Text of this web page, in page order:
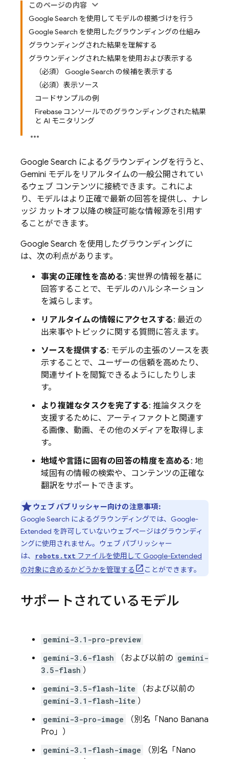
このページの内容
Google Search を使用してモデルの根拠づけを行う
Google Search を使用したグラウンディングの仕組み
グラウンディングされた結果を理解する
グラウンディングされた結果を使用および表示する
（必須） Google Search の候補を表示する
（必須）表示ソース
コードサンプルの例
Firebase コンソールでのグラウンディングされた結果
と AI モニタリング
Google Search によるグラウンディングを行うと、
Gemini モデルをリアルタイムの一般公開されてい
るウェブ コンテンツに接続できます。これによ
り、モデルはより正確で最新の回答を提供し、ナレ
ッジ カットオフ以降の検証可能な情報源を引用す
ることができます。
Google Search を使用したグラウンディングに
は、次の利点があります。
事実の正確性を高める : 実世界の情報を基に
回答することで、モデルのハルシネーション
を減らします。
リアルタイムの情報にアクセスする: 最近の
出来事やトピックに関する質問に答えます。
ソースを提供する: モデルの主張のソースを表
示することで、ユーザーの信頼を高めたり、
関連サイトを閲覧できるようにしたりしま
す。
より複雑なタスクを完了する: 推論タスクを
支援するために、アーティファクトと関連す
る画像、動画、その他のメディアを取得しま
す。
地域や言語に固有の回答の精度を高める : 地
域固有の情報の検索や、コンテンツの正確な
翻訳をサポートできます。
ウェブ パブリッシャー向けの注意事項:
Google Search によるグラウンディングでは、Google-
Extended を許可していないウェブページはグラウンディ
ングに使用されません。ウェブ パブリッシャー
は、
robots.txt ファイルを使用して Google-Extended
の対象に含めるかどうかを管理する
ことができます。
サポートされているモデル
gemini-3.1-pro-preview
gemini-3.6-flash
（および以前の gemini-
3.5-flash ）
gemini-3.5-flash-lite （および以前の
gemini-3.1-flash-lite ）
gemini-3-pro-image
（別名「Nano Banana
Pro」）
gemini-3.1-flash-image
（別名「Nano